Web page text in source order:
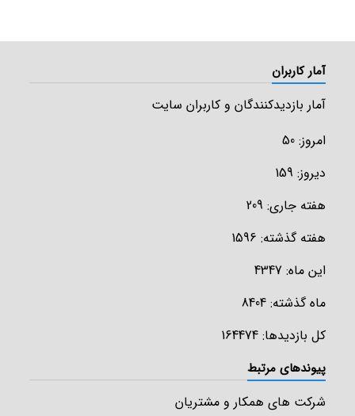
آمار کاربران
آمار بازدیدکنندگان و کاربران سایت
امروز: 50
دیروز: 159
هفته جاری: 209
هفته گذشته: 1596
این ماه: 4347
ماه گذشته: 8404
کل بازدیدها: 164474
پیوندهای مرتبط
شرکت های همکار و مشتریان